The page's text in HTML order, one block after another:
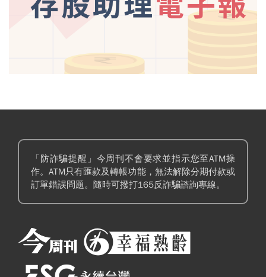
「防詐騙提醒」今周刊不會要求並指示您至ATM操
作。ATM只有匯款及轉帳功能，無法解除分期付款或
訂單錯誤問題。隨時可撥打165反詐騙諮詢專線。